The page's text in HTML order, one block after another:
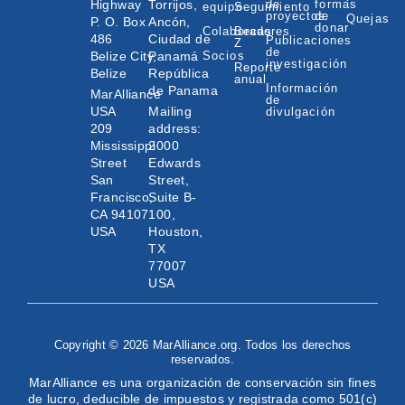
Highway
P. O. Box
486
Belize City,
Belize
MarAlliance
USA
209
Mississippi
Street
San
Francisco,
CA 94107
USA
Torrijos,
Ancón,
Ciudad de
Panamá
República
de Panama
Mailing
address:
2000
Edwards
Street,
Suite B-
100,
Houston,
TX
77007
USA
equipo
Colaboradores
Socios
Seguimiento
Becas
Z
Reporte
anual
de
proyectos
Publicaciones
de
investigación
Información
de
divulgación
formas
de
donar
Quejas
Copyright © 2026 MarAlliance.org. Todos los derechos
reservados.
MarAlliance es una organización de conservación sin fines
de lucro, deducible de impuestos y registrada como 501(c)